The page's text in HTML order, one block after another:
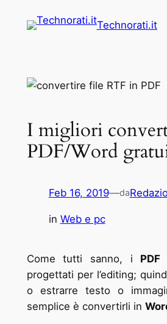
Technorati.it
I migliori
PDF/Word
Feb 16, 2019—da
in Web e pc
Come tutti sanno, i PDF
progettati per l’editing;
o estrarre testo o
semplice è convertirli in